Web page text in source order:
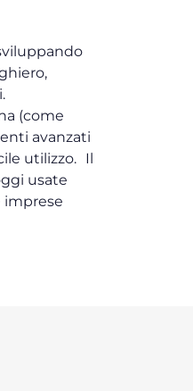
(come
avanzati
utilizzo. Il
usate
imprese